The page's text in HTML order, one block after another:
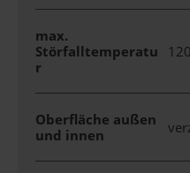
max.
Störfalltemperatu
r
Oberfläche außen
und innen